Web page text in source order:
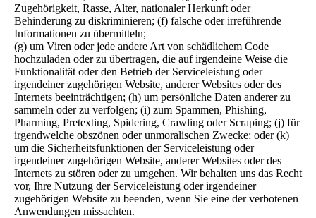
Zugehörigkeit, Rasse, Alter, nationaler Herkunft oder
Behinderung zu diskriminieren; (f) falsche oder irreführende
Informationen zu übermitteln;
(g) um Viren oder jede andere Art von schädlichem Code
hochzuladen oder zu übertragen, die auf irgendeine Weise die
Funktionalität oder den Betrieb der Serviceleistung oder
irgendeiner zugehörigen Website, anderer Websites oder des
Internets beeinträchtigen; (h) um persönliche Daten anderer zu
sammeln oder zu verfolgen; (i) zum Spammen, Phishing,
Pharming, Pretexting, Spidering, Crawling oder Scraping; (j) für
irgendwelche obszönen oder unmoralischen Zwecke; oder (k)
um die Sicherheitsfunktionen der Serviceleistung oder
irgendeiner zugehörigen Website, anderer Websites oder des
Internets zu stören oder zu umgehen. Wir behalten uns das Recht
vor, Ihre Nutzung der Serviceleistung oder irgendeiner
zugehörigen Website zu beenden, wenn Sie eine der verbotenen
Anwendungen missachten.